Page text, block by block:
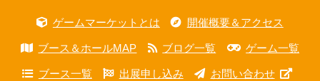
ゲームマーケットとは 開催概要＆アクセス
ブース＆ホールMAP ブログ一覧 ゲーム一覧
ブース一覧 出展申し込み お問い合わせ